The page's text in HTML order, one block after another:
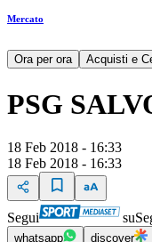
Mercato
Ora per ora Acquisti e
PSG
18 Feb 2018 - 16:33
18 Feb 2018 - 16:33
Segui su
whatsapp discover